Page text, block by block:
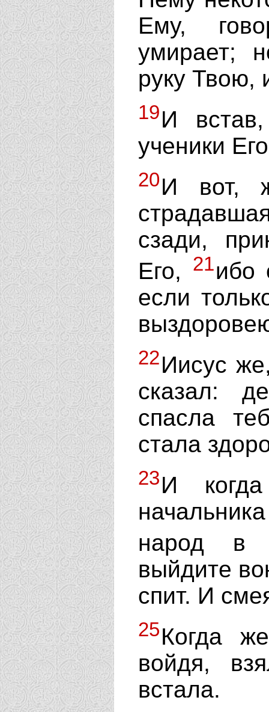
Ему,
умирает;
руку Твою,
19И
ученики
20И вот,
сзади,
Его,
21ибо
если
22Иисус
сказал:
спасла
стала
23И
народ в
выйдите
спит. И
25Когда
войдя,
встала.